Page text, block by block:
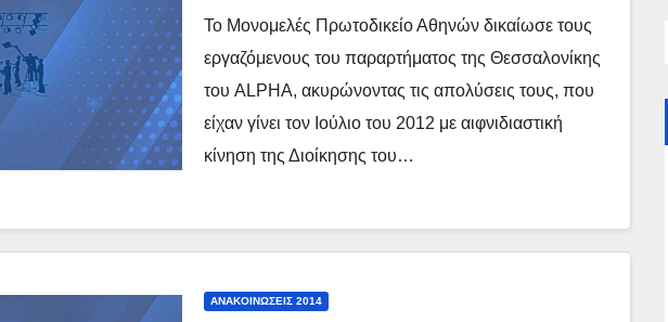
Το Μονομελές Πρωτοδικείο Αθηνών δικαίωσε τους
εργαζόμενους του παραρτήματος της Θεσσαλονίκης
του ALPHA, ακυρώνοντας τις απολύσεις τους, που
είχαν γίνει τον Ιούλιο του 2012 με αιφνιδιαστική
κίνηση της Διοίκησης του…
ΑΝΑΚΟΙΝΏΣΕΙΣ 2014